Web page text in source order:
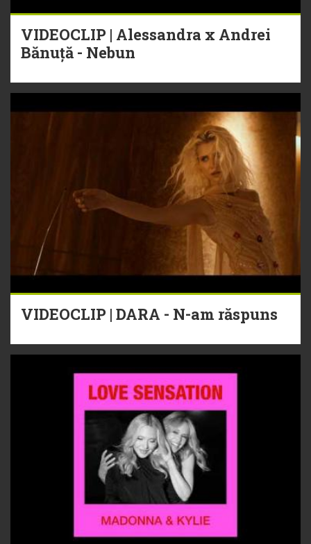
VIDEOCLIP | Alessandra x Andrei
Bănuță - Nebun
VIDEOCLIP | DARA - N-am răspuns